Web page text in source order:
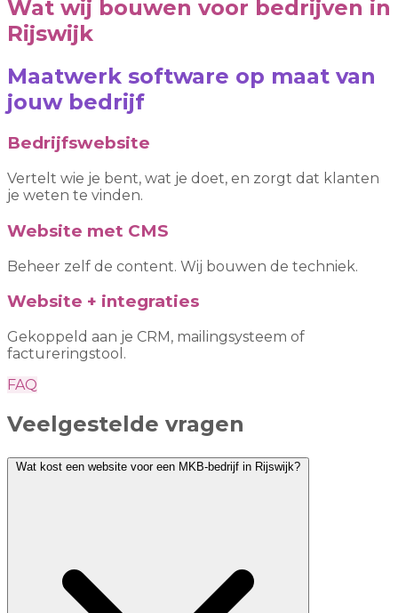
Wat wij bouwen voor bedrijven in
Rijswijk
Maatwerk software op maat van
jouw bedrijf
Bedrijfswebsite
Vertelt wie je bent, wat je doet, en zorgt dat klanten
je weten te vinden.
Website met CMS
Beheer zelf de content. Wij bouwen de techniek.
Website + integraties
Gekoppeld aan je CRM, mailingsysteem of
factureringstool.
FAQ
Veelgestelde vragen
Wat kost een website voor een MKB-bedrijf in Rijswijk?